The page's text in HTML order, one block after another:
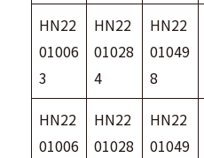
HN22
01006
3
HN22
01028
4
HN22
01049
8
HN22
01006
HN22
01028
HN22
01049